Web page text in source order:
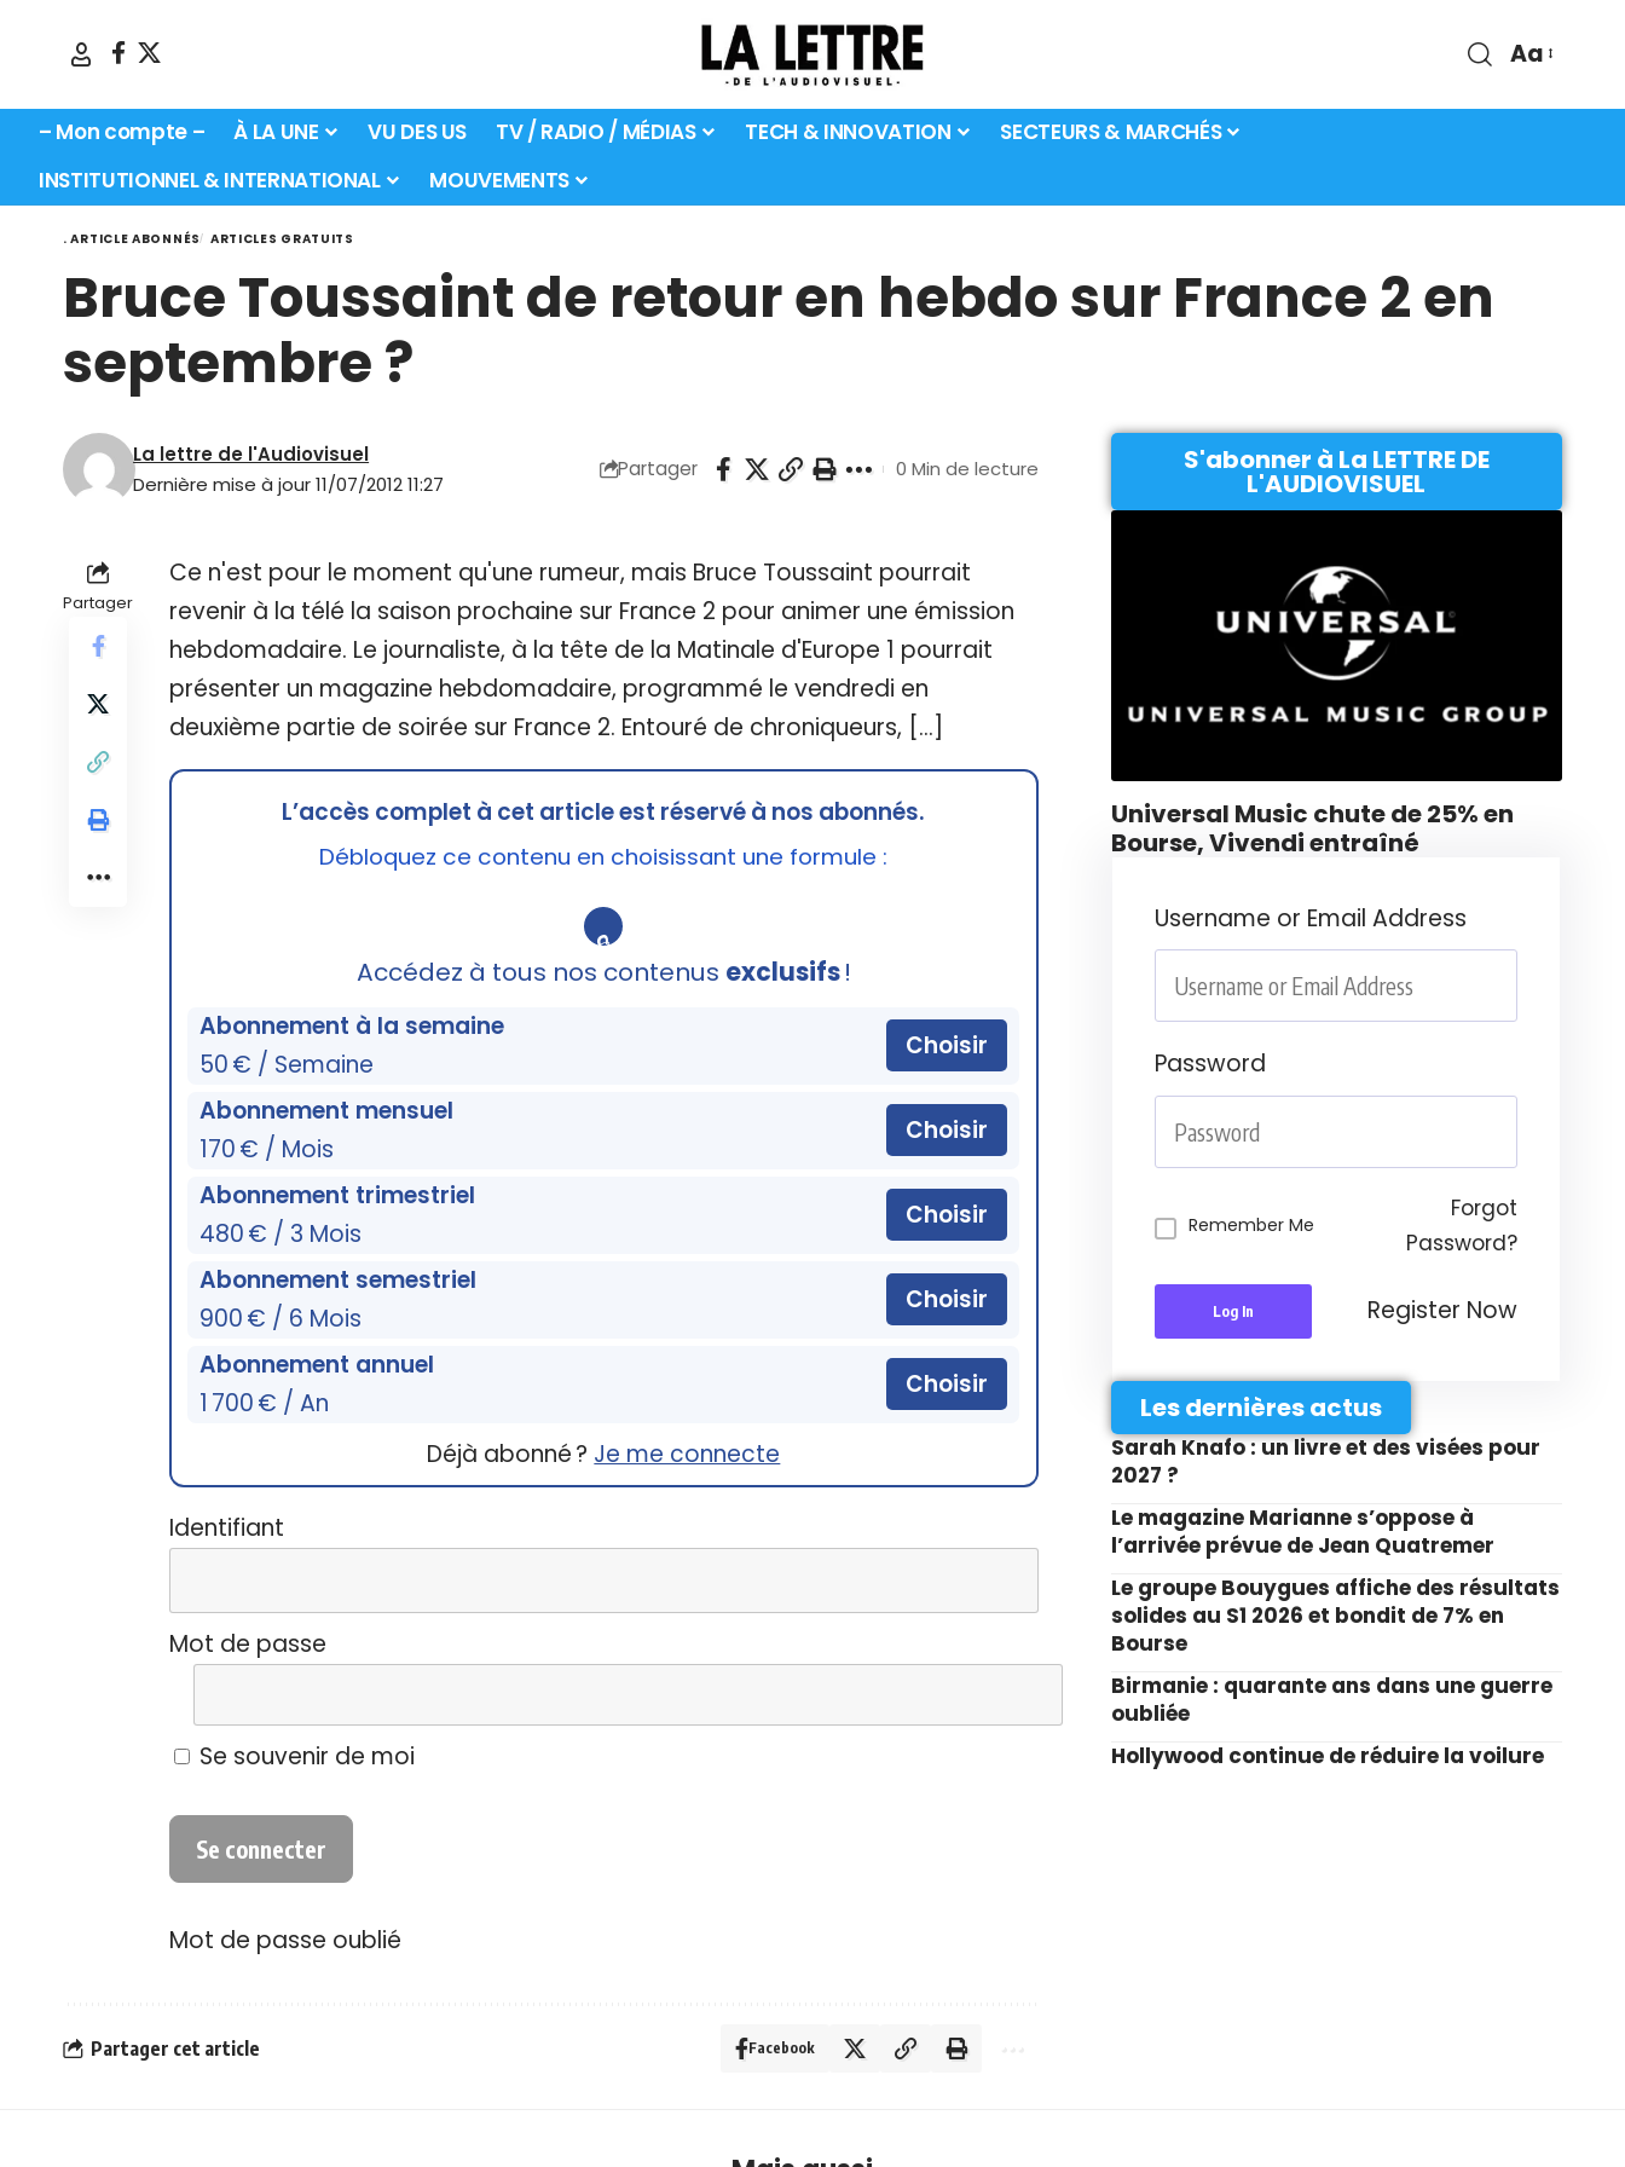
Aa
– Mon compte – À LA UNE VU DES US TV / RADIO / MÉDIAS TECH & INNOVATION
SECTEURS & MARCHÉS
INSTITUTIONNEL & INTERNATIONAL
MOUVEMENTS
. ARTICLE ABONNÉS ARTICLES GRATUITS
Bruce Toussaint de retour en hebdo sur France 2 en
septembre ?
Dernière mise à jour 11/07/2012 11:27
La lettre de l'Audiovisuel
Partager 0 Min de lecture
Partager
Ce n'est pour le moment qu'une rumeur, mais Bruce Toussaint pourrait
revenir à la télé la saison prochaine sur France 2 pour animer une émission
hebdomadaire. Le journaliste, à la tête de la Matinale d'Europe 1 pourrait
présenter un magazine hebdomadaire, programmé le vendredi en
deuxième partie de soirée sur France 2. Entouré de chroniqueurs, […]
L’accès complet à cet article est réservé à nos abonnés.
Débloquez ce contenu en choisissant une formule :
🔒
Accédez à tous nos contenus exclusifs!
Abonnement à la semaine
50 € / Semaine
Choisir
Abonnement mensuel
170 € / Mois
Choisir
Abonnement trimestriel
480 € / 3 Mois
Choisir
Abonnement semestriel
900 € / 6 Mois
Choisir
Abonnement annuel
1 700 € / An
Choisir
Déjà abonné ? Je me connecte
Identifiant
Mot de passe
Se souvenir de moi
Mot de passe oublié
Partager cet article Facebook
S'abonner à La LETTRE DE
L'AUDIOVISUEL
Universal Music chute de 25% en
Bourse, Vivendi entraîné
Username or Email Address
Password
Remember Me
Forgot
Password?
Log In Register Now
Les dernières actus
Sarah Knafo : un livre et des visées pour
2027 ?
Le magazine Marianne s’oppose à
l’arrivée prévue de Jean Quatremer
Le groupe Bouygues affiche des résultats
solides au S1 2026 et bondit de 7% en
Bourse
Birmanie : quarante ans dans une guerre
oubliée
Hollywood continue de réduire la voilure